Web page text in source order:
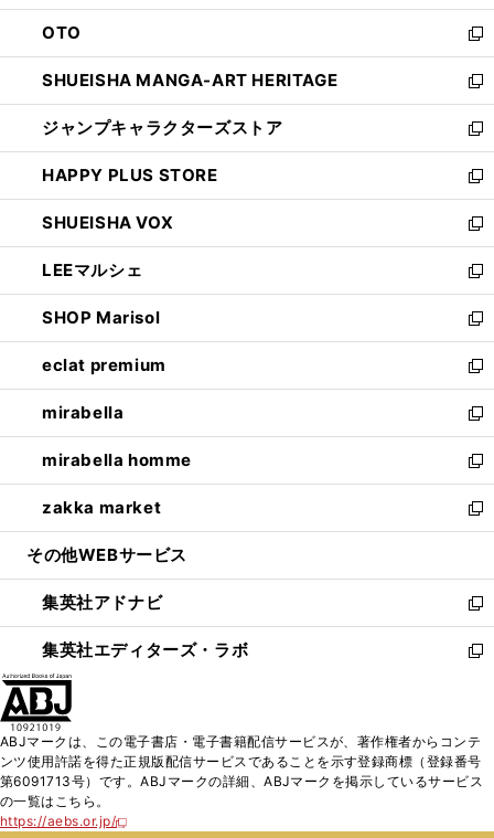
ウ
で
開
く
ン
ド
ウ
で
開
く
OTO
新
し
い
ウ
ィ
ン
ド
ウ
で
開
く
SHUEISHA MANGA-ART HERITAGE
新
し
い
ウ
ィ
ン
ド
ウ
で
開
く
ジャンプキャラクターズストア
新
し
い
ウ
ィ
ン
ド
ウ
で
開
く
HAPPY PLUS STORE
新
し
い
ウ
ィ
ン
ド
ウ
で
開
く
SHUEISHA VOX
新
し
い
ウ
ィ
ン
ド
ウ
で
開
く
LEEマルシェ
新
し
い
ウ
ィ
ン
ド
ウ
で
開
く
SHOP Marisol
新
し
い
ウ
ィ
ン
ド
ウ
で
開
eclat premium
新
し
い
ウ
ィ
ン
ド
ウ
開
く
mirabella
新
し
い
ウ
ィ
ン
ウ
で
開
く
mirabella homme
新
し
い
ウ
ン
ド
ウ
で
zakka market
新
し
ウ
ィ
ン
ド
く
その他WEBサービス
集英社アドナビ
新
し
い
ド
ウ
で
集英社エディターズ・ラボ
新
ィ
ン
ABJマークは、この電子書店・電子書籍配信サービスが、著作権者からコンテ
ンツ使用許諾を得た正規版配信サービスであることを示す登録商標（登録番号
第6091713号）です。ABJマークの詳細、ABJマークを掲示しているサービス
の一覧はこちら。
https://aebs.or.jp/
新